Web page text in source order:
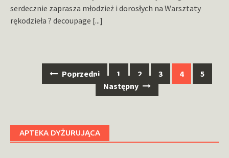
serdecznie zaprasza młodzież i dorosłych na Warsztaty
rękodzieła ? decoupage [...]
Nawigacja Poprzedni 1 2 3 4
5
Następny
APTEKA DYŻURUJĄCA